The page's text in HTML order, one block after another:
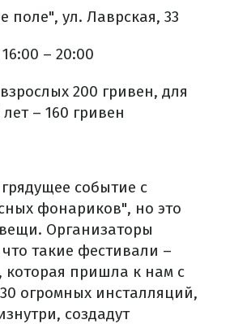
поле", ул. Лаврская, 33
– 20:00
200 гривен, для
– 160 гривен
событие с
фонариков", но это
Организаторы
такие фестивали –
которая пришла к нам с
огромных инсталляций,
создадут